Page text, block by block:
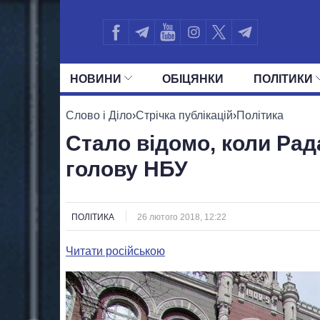
НОВИНИ ОБIЦЯНКИ ПОЛIТИКИ
УСІ ПОЛІТИКИ ПРЕЗИДЕНТ І ОФІС
Слово і Діло›Стрічка публікацій›Політика
Стало відомо, коли
голову НБУ
ПОЛІТИКА 26 лютого 2018, 12:22
Читати російською